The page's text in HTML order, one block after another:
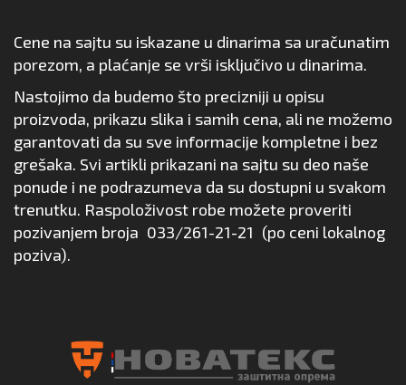
Cene na sajtu su iskazane u dinarima sa uračunatim
porezom, a plaćanje se vrši isključivo u dinarima.
Nastojimo da budemo što precizniji u opisu
proizvoda, prikazu slika i samih cena, ali ne možemo
garantovati da su sve informacije kompletne i bez
grešaka. Svi artikli prikazani na sajtu su deo naše
ponude i ne podrazumeva da su dostupni u svakom
trenutku. Raspoloživost robe možete proveriti
pozivanjem broja 033/261-21-21 (po ceni lokalnog
poziva).